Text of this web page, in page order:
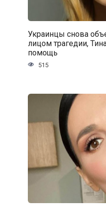
Украинцы снова
лицом трагедии,
помощь
515